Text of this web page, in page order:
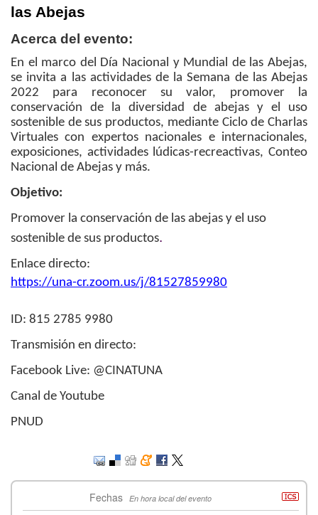
las Abejas
Acerca del evento:
En el marco del Día Nacional y Mundial de las Abejas,
se invita a las actividades de la Semana de las Abejas
2022 para reconocer su valor, promover la
conservación de la diversidad de abejas y el uso
sostenible de sus productos, mediante Ciclo de Charlas
Virtuales con expertos nacionales e internacionales,
exposiciones, actividades lúdicas-recreactivas, Conteo
Nacional de Abejas y más.
Objetivo:
Promover la conservación de las abejas y el uso
sostenible de sus productos.
Enlace directo:
https://una-cr.zoom.us/j/81527859980
ID: 815 2785 9980
Transmisión en directo:
Facebook Live: @CINATUNA
Canal de Youtube
PNUD
Fechas En hora local del evento